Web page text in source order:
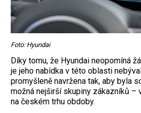
Foto: Hyundai
Díky tomu, že Hyundai neopomíná
je jeho nabídka v této oblasti
promyšleně navržena tak, aby byla
možná nejširší skupiny zákazníků –
na českém trhu obdoby.